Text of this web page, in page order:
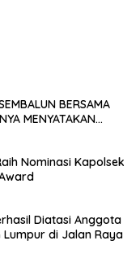
BERSAMA
MENYATAKAN
DI SEKTOR
BANTUAN BENIH
Nominasi Kapolsek
Diatasi Anggota
Lumpur di Jalan Raya